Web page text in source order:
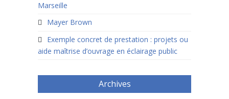
Marseille
Mayer Brown
Exemple concret de prestation : projets ou
aide maîtrise d’ouvrage en éclairage public
Archives